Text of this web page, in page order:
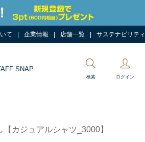
て 企業情報 店舗一覧 サステナビリティ
SNAP
検索 ログイン
【カジュアルシャツ_3000】